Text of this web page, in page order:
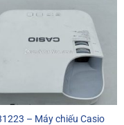
– Máy chiếu Casio